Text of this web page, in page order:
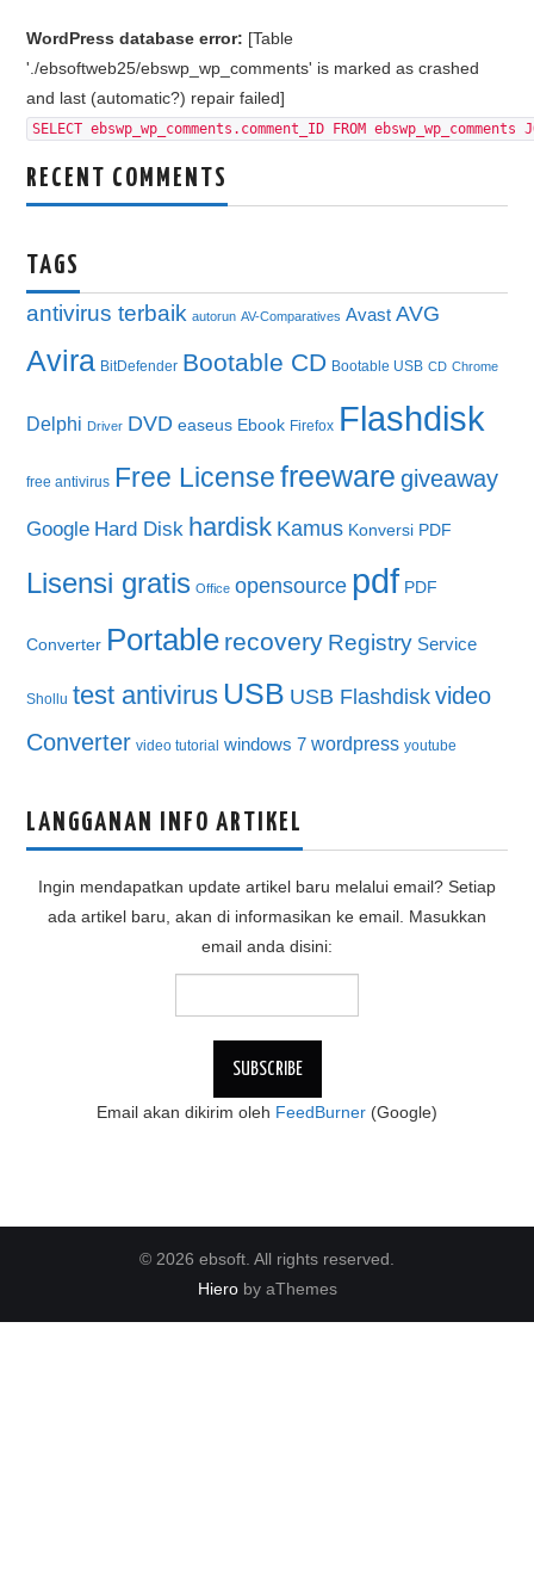
WordPress database error: [Table
'./ebsoftweb25/ebswp_wp_comments' is marked as crashed
and last (automatic?) repair failed]
SELECT ebswp_wp_comments.comment_ID FROM
RECENT COMMENTS
TAGS
antivirus terbaik autorun AV-Comparatives Avast AVG
Avira BitDefender Bootable CD Bootable USB CD Chrome
Delphi Driver DVD easeus Ebook Firefox Flashdisk
free antivirus Free License freeware giveaway
Google Hard Disk hardisk Kamus Konversi PDF
Lisensi gratis Office opensource pdf PDF
Converter Portable recovery Registry Service
Shollu test antivirus USB USB Flashdisk video
Converter video tutorial windows 7 wordpress youtube
LANGGANAN INFO ARTIKEL
Ingin mendapatkan update artikel baru melalui email? Setiap
ada artikel baru, akan di informasikan ke email. Masukkan
email anda disini:
Email akan dikirim oleh FeedBurner (Google)
© 2026 ebsoft. All rights reserved.
Hieroby aThemes